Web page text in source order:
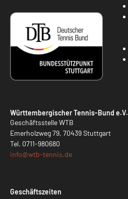
Württembergischer Tennis-Bund e.V.
Geschäftsstelle WTB
Emerholzweg 79, 70439 Stuttgart
Tel. 0711-980680
info@wtb-tennis.de
Geschäftszeiten